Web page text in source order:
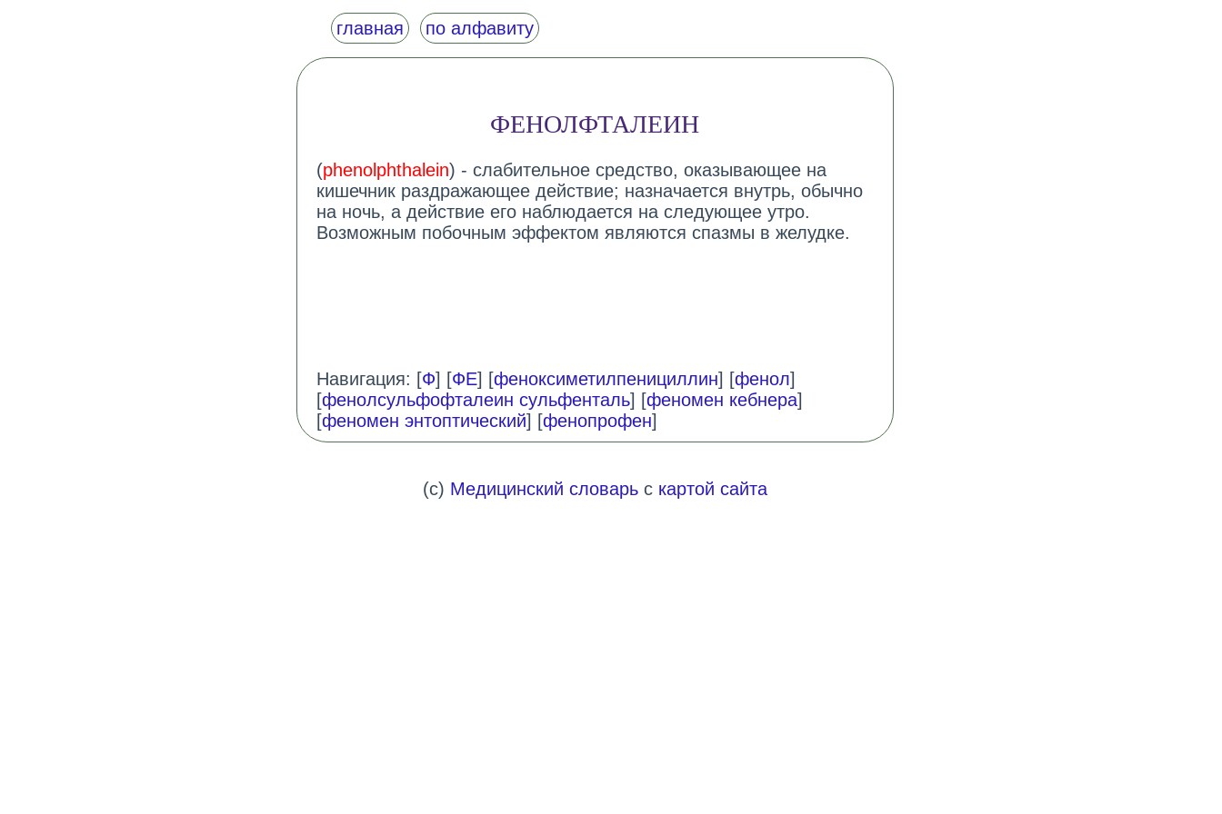
главная по алфавиту
ФЕНОЛФТАЛЕИН
(phenolphthalein) - слабительное средство, оказывающее на
кишечник раздражающее действие; назначается внутрь, обычно
на ночь, а действие его наблюдается на следующее утро.
Возможным побочным эффектом являются спазмы в желудке.
Навигация: [Ф] [ФЕ] [феноксиметилпенициллин] [фенол]
[фенолсульфофталеин сульфенталь] [феномен кебнера]
[феномен энтоптический] [фенопрофен]
(c) Медицинский словарьс картой сайта